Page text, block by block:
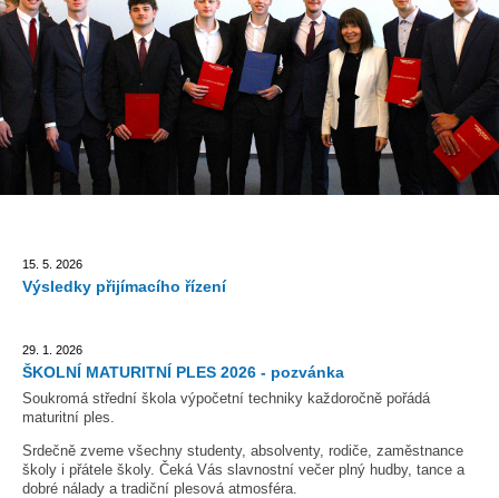
15. 5. 2026
Výsledky přijímacího řízení
29. 1. 2026
ŠKOLNÍ MATURITNÍ PLES 2026 - pozvánka
Soukromá střední škola výpočetní techniky každoročně pořádá
maturitní ples.
Srdečně zveme všechny studenty, absolventy, rodiče, zaměstnance
školy i přátele školy. Čeká Vás slavnostní večer plný hudby, tance a
dobré nálady a tradiční plesová atmosféra.